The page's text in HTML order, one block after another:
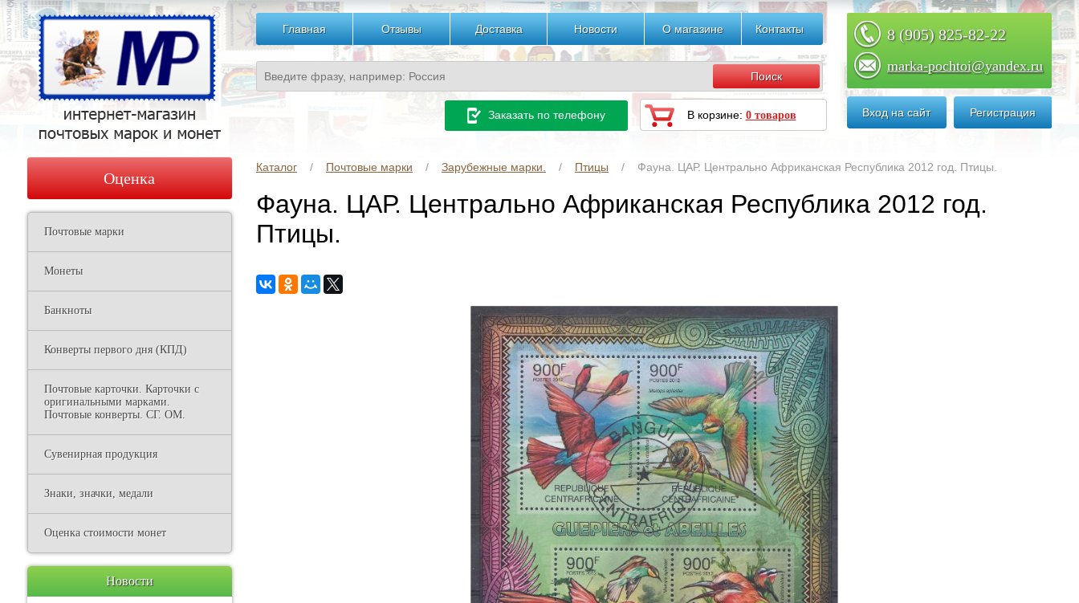
Главная Отзывы Доставка Новости О магазине Контакты 8 (905) 825-82-22
marka-pochtoi@yandex.ru
Вход на сайт Регистрация
Заказать по телефону В корзине: 0 товаров
Каталог Почтовые марки Зарубежные марки. Птицы Фауна. ЦАР. Центрально Африканская Республика 2012 год. Птицы.
Фауна. ЦАР. Центрально Африканская Республика 2012 год.
Птицы.
Оценка
Почтовые марки
Монеты
Банкноты
Конверты первого дня (КПД)
Почтовые карточки. Карточки с
оригинальными марками.
Почтовые конверты. СГ. ОМ.
Сувенирная продукция
Знаки, значки, медали
Оценка стоимости монет
Новости